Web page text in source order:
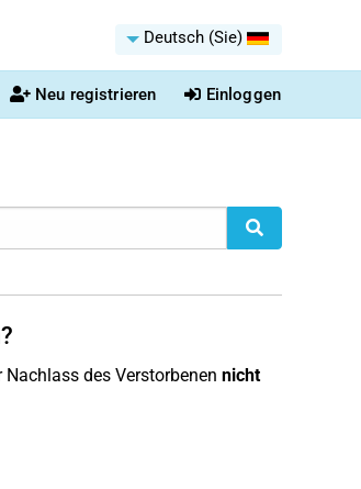
Deutsch (Sie)
Neu registrieren Einloggen
des Verstorbenen nicht